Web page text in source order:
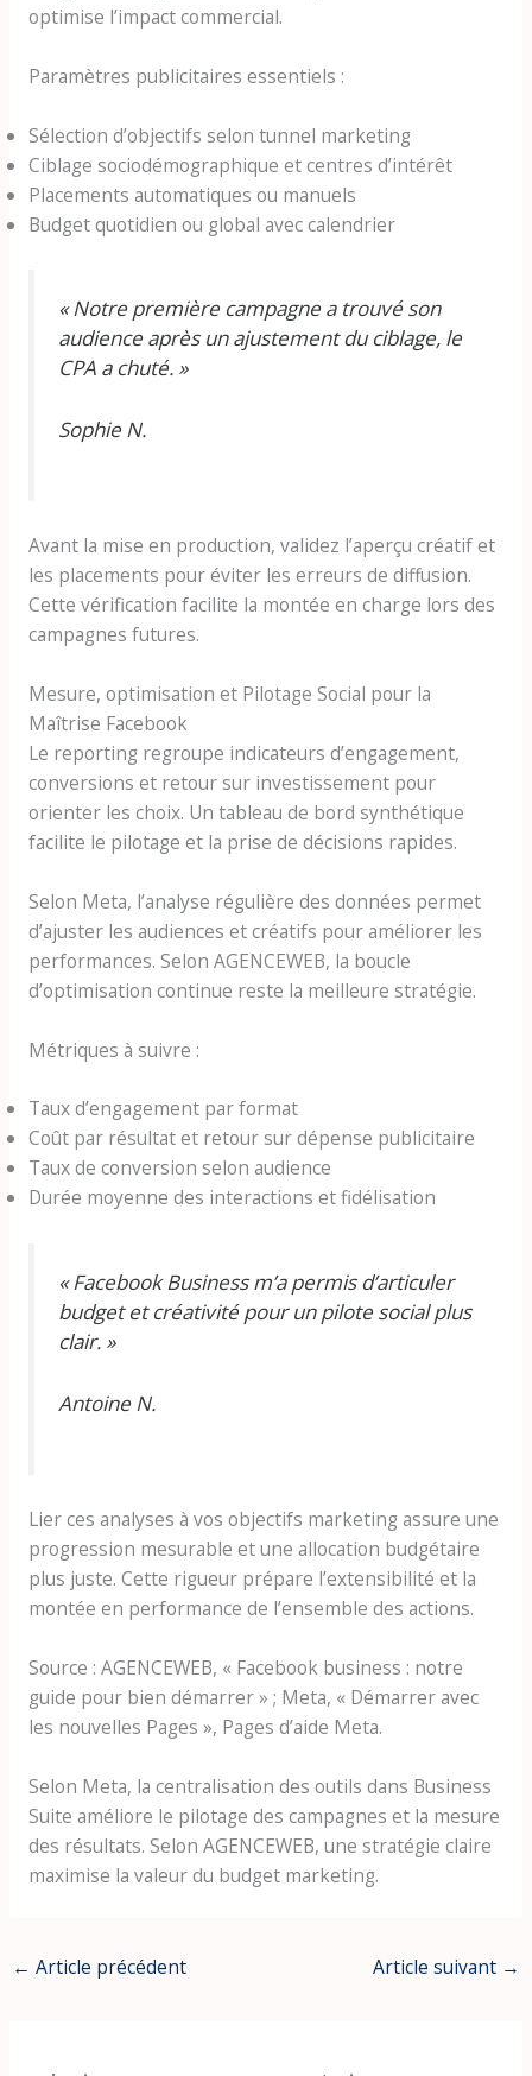
optimise l’impact commercial.
Paramètres publicitaires essentiels :
Sélection d’objectifs selon tunnel marketing
Ciblage sociodémographique et centres d’intérêt
Placements automatiques ou manuels
Budget quotidien ou global avec calendrier
« Notre première campagne a trouvé son
audience après un ajustement du ciblage, le
CPA a chuté. »
Sophie N.
Avant la mise en production, validez l’aperçu créatif et
les placements pour éviter les erreurs de diffusion.
Cette vérification facilite la montée en charge lors des
campagnes futures.
Mesure, optimisation et Pilotage Social pour la
Maîtrise Facebook
Le reporting regroupe indicateurs d’engagement,
conversions et retour sur investissement pour
orienter les choix. Un tableau de bord synthétique
facilite le pilotage et la prise de décisions rapides.
Selon Meta, l’analyse régulière des données permet
d’ajuster les audiences et créatifs pour améliorer les
performances. Selon AGENCEWEB, la boucle
d’optimisation continue reste la meilleure stratégie.
Métriques à suivre :
Taux d’engagement par format
Coût par résultat et retour sur dépense publicitaire
Taux de conversion selon audience
Durée moyenne des interactions et fidélisation
« Facebook Business m’a permis d’articuler
budget et créativité pour un pilote social plus
clair. »
Antoine N.
Lier ces analyses à vos objectifs marketing assure une
progression mesurable et une allocation budgétaire
plus juste. Cette rigueur prépare l’extensibilité et la
montée en performance de l’ensemble des actions.
Source : AGENCEWEB, « Facebook business : notre
guide pour bien démarrer » ; Meta, « Démarrer avec
les nouvelles Pages », Pages d’aide Meta.
Selon Meta, la centralisation des outils dans Business
Suite améliore le pilotage des campagnes et la mesure
des résultats. Selon AGENCEWEB, une stratégie claire
maximise la valeur du budget marketing.
← Article précédent Article suivant →